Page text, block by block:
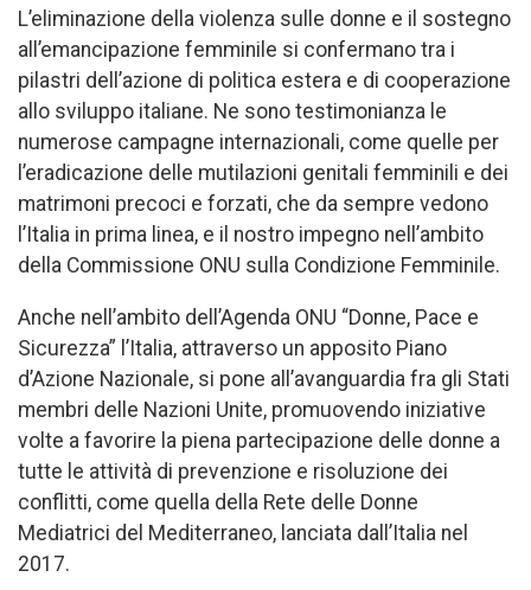
L’eliminazione della violenza sulle donne e il sostegno
all’emancipazione femminile si confermano tra i
pilastri dell’azione di politica estera e di cooperazione
allo sviluppo italiane. Ne sono testimonianza le
numerose campagne internazionali, come quelle per
l’eradicazione delle mutilazioni genitali femminili e dei
matrimoni precoci e forzati, che da sempre vedono
l’Italia in prima linea, e il nostro impegno nell’ambito
della Commissione ONU sulla Condizione Femminile.
Anche nell’ambito dell’Agenda ONU “Donne, Pace e
Sicurezza” l’Italia, attraverso un apposito Piano
d’Azione Nazionale, si pone all’avanguardia fra gli Stati
membri delle Nazioni Unite, promuovendo iniziative
volte a favorire la piena partecipazione delle donne a
tutte le attività di prevenzione e risoluzione dei
conflitti, come quella della Rete delle Donne
Mediatrici del Mediterraneo, lanciata dall’Italia nel
2017.